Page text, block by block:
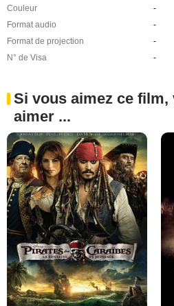
Couleur
-
Format audio
-
Format de projection
-
N° de Visa
-
Si vous aimez ce
aimer ...